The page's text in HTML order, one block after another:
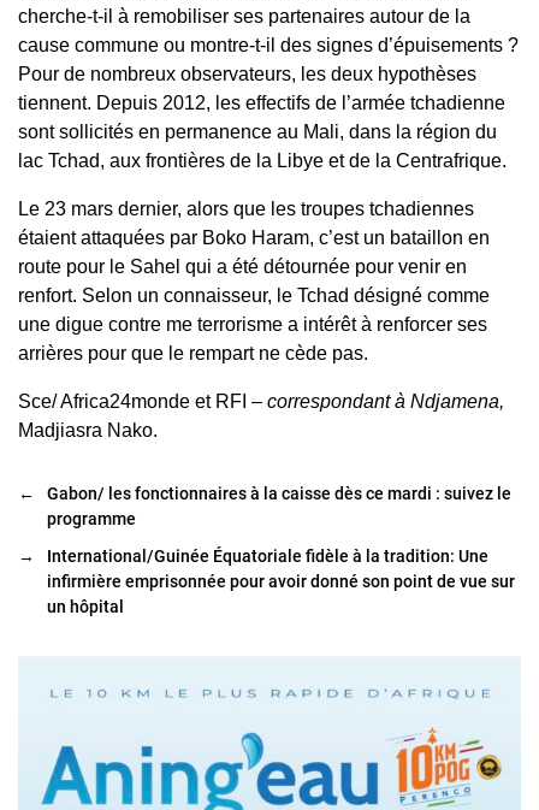
cherche-t-il à remobiliser ses partenaires autour de la
cause commune ou montre-t-il des signes d’épuisements ?
Pour de nombreux observateurs, les deux hypothèses
tiennent. Depuis 2012, les effectifs de l’armée tchadienne
sont sollicités en permanence au Mali, dans la région du
lac Tchad, aux frontières de la Libye et de la Centrafrique.
Le 23 mars dernier, alors que les troupes tchadiennes
étaient attaquées par Boko Haram, c’est un bataillon en
route pour le Sahel qui a été détournée pour venir en
renfort. Selon un connaisseur, le Tchad désigné comme
une digue contre me terrorisme a intérêt à renforcer ses
arrières pour que le rempart ne cède pas.
Sce/ Africa24monde et RFI – correspondant à Ndjamena,
Madjiasra Nako.
←
Gabon/ les fonctionnaires à la caisse dès ce mardi : suivez le
programme
→
International/Guinée Équatoriale fidèle à la tradition: Une
infirmière emprisonnée pour avoir donné son point de vue sur
un hôpital